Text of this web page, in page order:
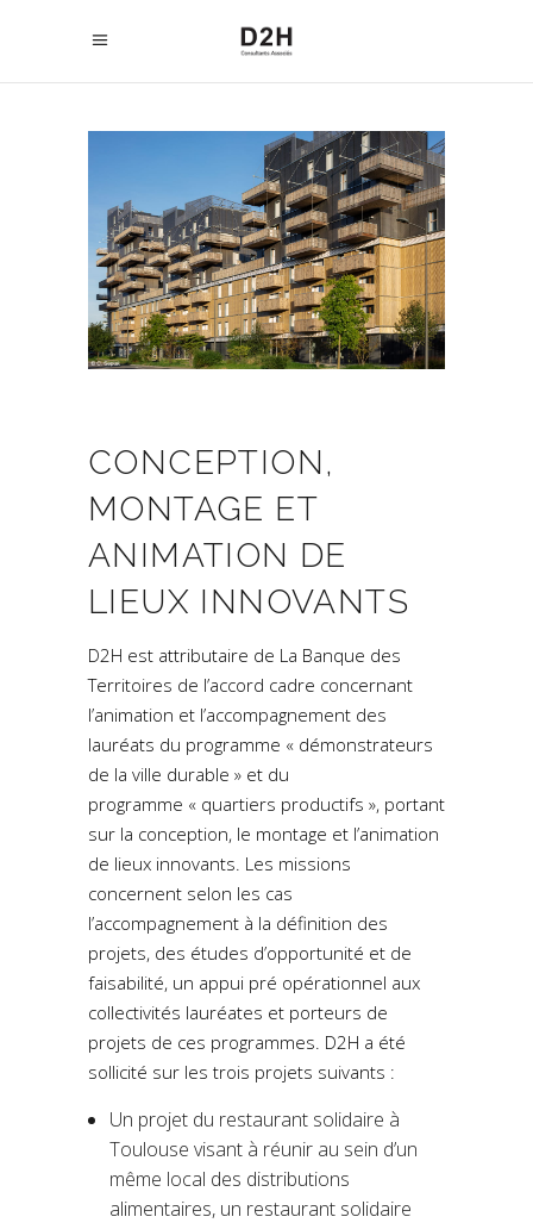
CONCEPTION,
MONTAGE ET
ANIMATION DE
LIEUX INNOVANTS
D2H est attributaire de La Banque des
Territoires de l’accord cadre concernant
l’animation et l’accompagnement des
lauréats du programme « démonstrateurs
de la ville durable » et du
programme « quartiers productifs », portant
sur la conception, le montage et l’animation
de lieux innovants. Les missions
concernent selon les cas
l’accompagnement à la définition des
projets, des études d’opportunité et de
faisabilité, un appui pré opérationnel aux
collectivités lauréates et porteurs de
projets de ces programmes. D2H a été
sollicité sur les trois projets suivants :
Un projet du restaurant solidaire à
Toulouse visant à réunir au sein d’un
même local des distributions
alimentaires, un restaurant solidaire